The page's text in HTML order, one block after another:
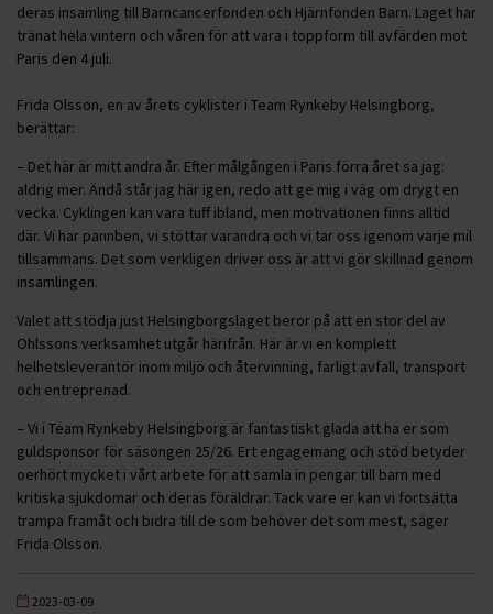
deras insamling till Barncancerfonden och Hjärnfonden Barn. Laget har
tränat hela vintern och våren för att vara i toppform till avfärden mot
Paris den 4 juli.
Frida Olsson, en av årets cyklister i Team Rynkeby Helsingborg,
berättar:
– Det här är mitt andra år. Efter målgången i Paris förra året sa jag:
aldrig mer. Ändå står jag här igen, redo att ge mig i väg om drygt en
vecka. Cyklingen kan vara tuff ibland, men motivationen finns alltid
där. Vi har pannben, vi stöttar varandra och vi tar oss igenom varje mil
tillsammans. Det som verkligen driver oss är att vi gör skillnad genom
insamlingen.
Valet att stödja just Helsingborgslaget beror på att en stor del av
Ohlssons verksamhet utgår härifrån. Här är vi en komplett
helhetsleverantör inom miljö och återvinning, farligt avfall, transport
och entreprenad.
– Vi i Team Rynkeby Helsingborg är fantastiskt glada att ha er som
guldsponsor för säsongen 25/26. Ert engagemang och stöd betyder
oerhört mycket i vårt arbete för att samla in pengar till barn med
kritiska sjukdomar och deras föräldrar. Tack vare er kan vi fortsätta
trampa framåt och bidra till de som behöver det som mest, säger
Frida Olsson.
2023-03-09